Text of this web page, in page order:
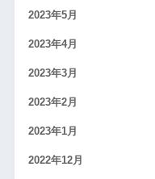
2023年5月
2023年4月
2023年3月
2023年2月
2023年1月
2022年12月